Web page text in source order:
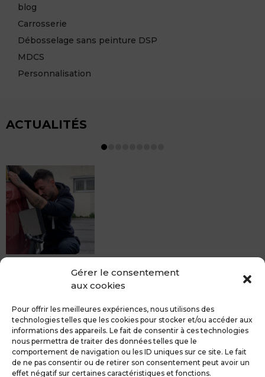
Gérer le consentement
aux cookies
Pour offrir les meilleures expériences, nous utilisons des
technologies telles que les cookies pour stocker et/ou accéder aux
informations des appareils. Le fait de consentir à ces technologies
nous permettra de traiter des données telles que le
comportement de navigation ou les ID uniques sur ce site. Le fait
de ne pas consentir ou de retirer son consentement peut avoir un
effet négatif sur certaines caractéristiques et fonctions.
blog
Carrosserie
Débosselage sans peinture DSP
MDCS
Personnalisation
ACTUALITÉS
peinture, sans rendez-vous mais Avec le sourire :)
du débosselage vous accueille sans rendez-...
MDCS GROUPE Mentions légales